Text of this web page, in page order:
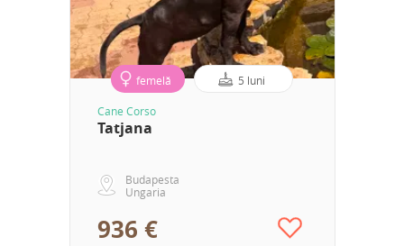
femelă 5 luni
Cane Corso
Tatjana
Budapesta
Ungaria
936 €